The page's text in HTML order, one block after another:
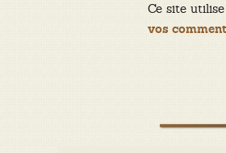
Ce site
vos